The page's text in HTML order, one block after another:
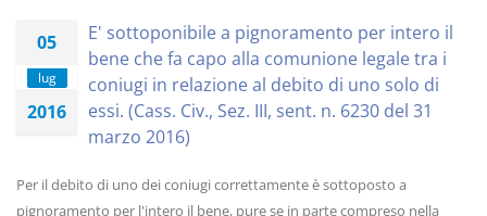
05
lug
2016
E' sottoponibile a pignoramento per intero il
bene che fa capo alla comunione legale tra i
coniugi in relazione al debito di uno solo di
essi. (Cass. Civ., Sez. III, sent. n. 6230 del 31
marzo 2016)
Per il debito di uno dei coniugi correttamente è sottoposto a
pignoramento per l'intero il bene, pure se in parte compreso nella